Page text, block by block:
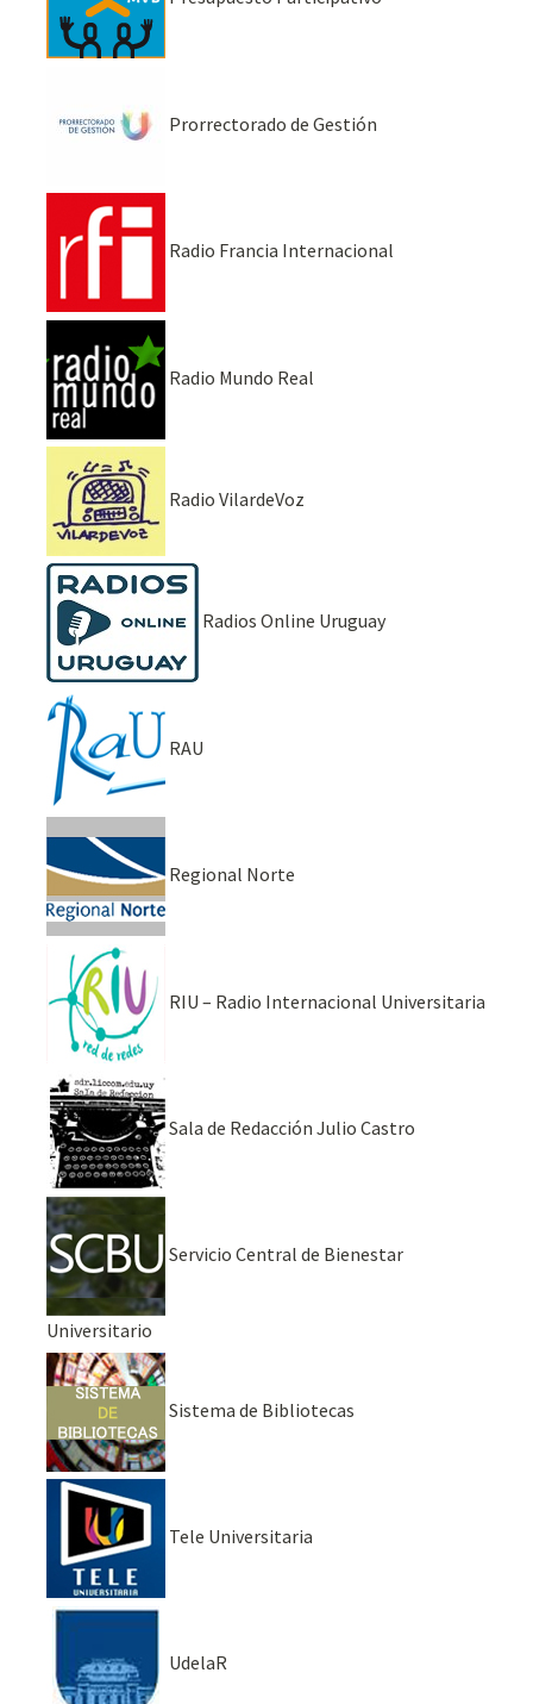
Prorrectorado de Gestión
Radio Francia Internacional
Radio Mundo Real
Radio VilardeVoz
Radios Online Uruguay
RAU
Regional Norte
RIU – Radio Internacional Universitaria
Sala de Redacción Julio Castro
Servicio Central de Bienestar
Universitario
Sistema de Bibliotecas
Tele Universitaria
UdelaR